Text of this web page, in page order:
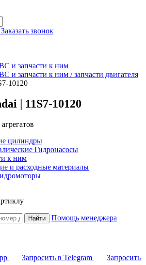
Заказать звонок
и запчасти к ним
и запчасти к ним / запчасти двигателя
10120
| 11S7-10120
цилиндры
Гидронасосы
к ним
и расходные материалы
Найти
Помощь менеджера
Запросить в Telegram
Запросить